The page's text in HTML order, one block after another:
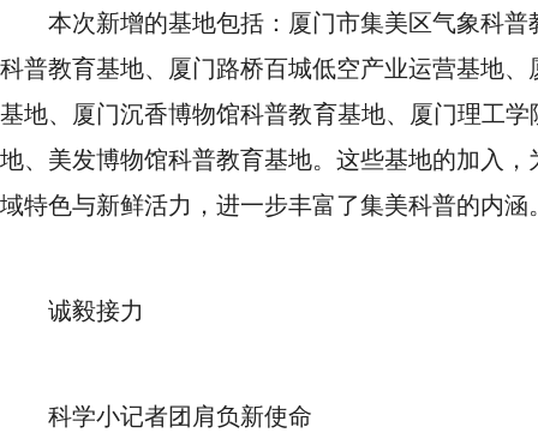
本次新增的基地包括：厦门市集美区气象科
科普教育基地、厦门路桥百城低空产业运营基地
基地、厦门沉香博物馆科普教育基地、厦门理工
地、美发博物馆科普教育基地。这些基地的加入
域特色与新鲜活力，进一步丰富了集美科普的内涵
诚毅接力
科学小记者团肩负新使命